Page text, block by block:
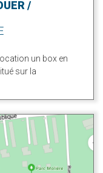
/
un box en
sur la